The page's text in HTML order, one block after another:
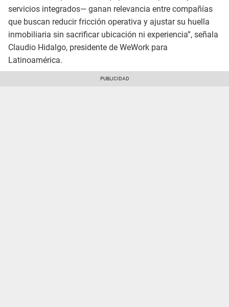
servicios integrados— ganan relevancia entre compañías
que buscan reducir fricción operativa y ajustar su huella
inmobiliaria sin sacrificar ubicación ni experiencia”, señala
Claudio Hidalgo, presidente de WeWork para
Latinoamérica.